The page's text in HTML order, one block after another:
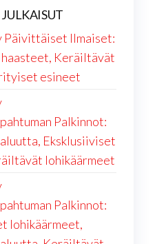
Päivittäiset Ilmaiset:
Keräiltävät
esineet
Palkinnot:
Eksklusiiviset
lohikäärmeet
Palkinnot:
lohikäärmeet,